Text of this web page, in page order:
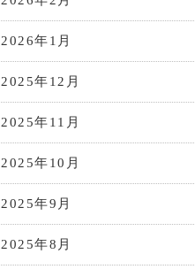
2026年1月
2025年12月
2025年11月
2025年10月
2025年9月
2025年8月